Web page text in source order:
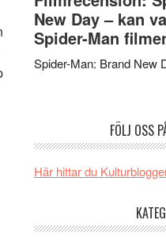
långfilmsdebut
ARNE
GOES
TO
världspremiär
i
Toronto
New Day – kan
Spider-Man
Spider-Man: Brand New
FÖLJ OSS
Här hittar du